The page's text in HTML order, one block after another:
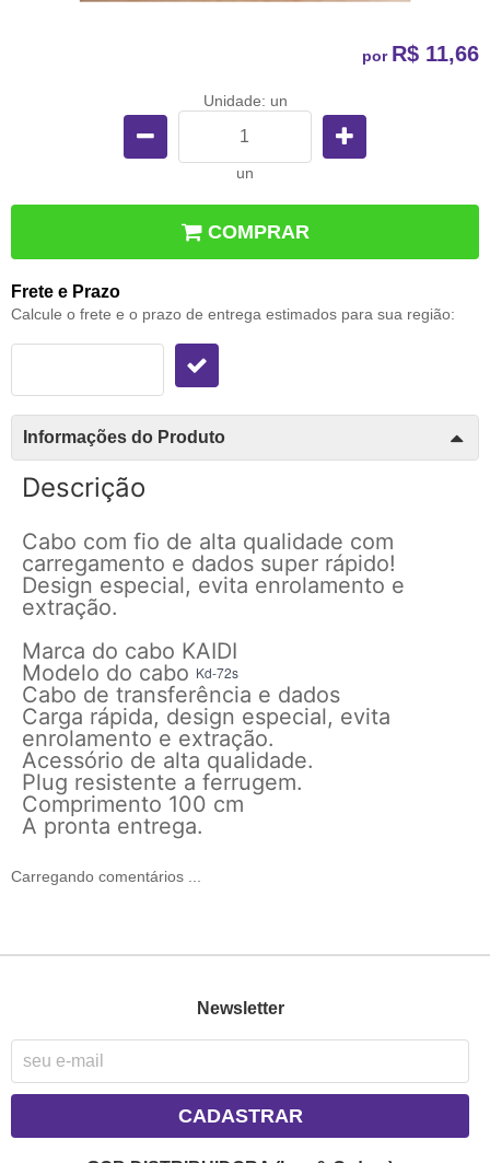
por R$ 11,66
Unidade: un
un
COMPRAR
Frete e Prazo
Calcule o frete e o prazo de entrega estimados para sua região:
Informações do Produto
Descrição
Cabo com fio de alta qualidade com
carregamento e dados super rápido!
Design especial, evita enrolamento e
extração.
Marca do cabo KAIDI
Modelo do cabo Kd-72s
Cabo de transferência e dados
Carga rápida, design especial, evita
enrolamento e extração.
Acessório de alta qualidade.
Plug resistente a ferrugem.
Comprimento 100 cm
A pronta entrega.
Carregando comentários ...
Newsletter
CADASTRAR